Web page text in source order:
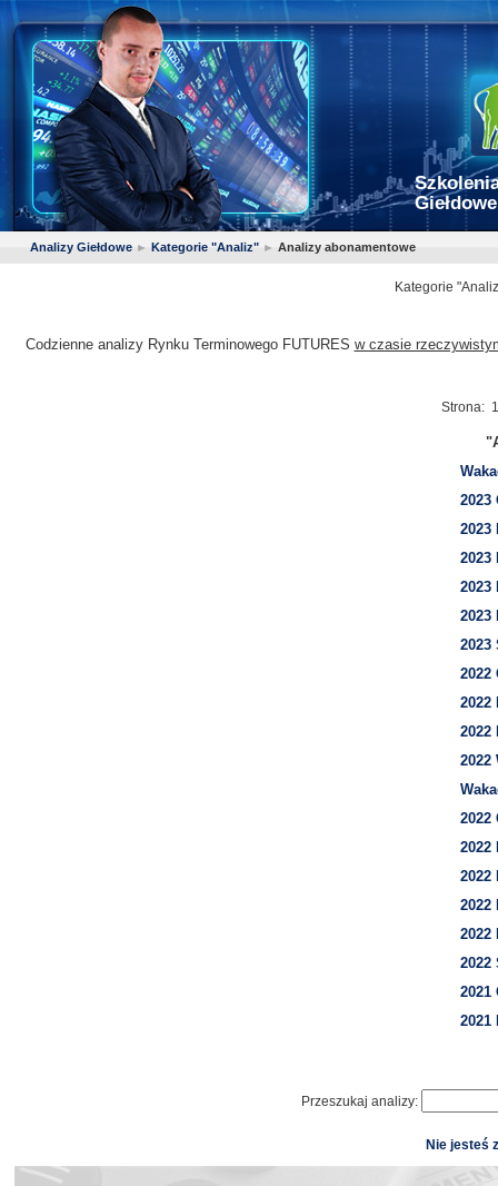
Giełdowe
Analizy Giełdowe ► Kategorie "Analiz" ► Analizy abonamentowe
Kategorie
Codzienne analizy Rynku Terminowego FUTURES w czasie
Strona:
2023
2023
2023
2023
2023
2023
2022
2022
2022
2022
2022
2022
2022
2022
2022
2022
2021
2021
Przeszukaj analizy:
Nie jesteś